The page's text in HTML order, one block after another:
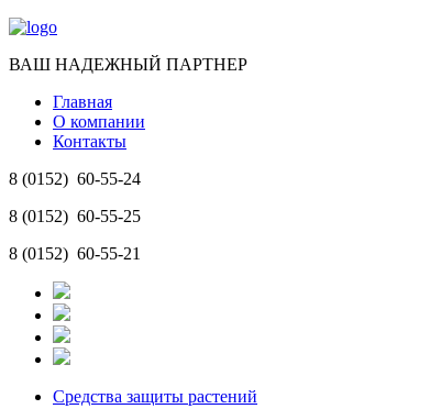
ВАШ НАДЕЖНЫЙ ПАРТНЕР
Главная
О компании
Контакты
8 (0152) 60-55-24
8 (0152) 60-55-25
8 (0152) 60-55-21
Средства защиты растений